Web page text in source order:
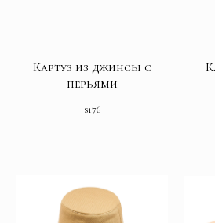
Картуз из джинсы с
перьями
$176